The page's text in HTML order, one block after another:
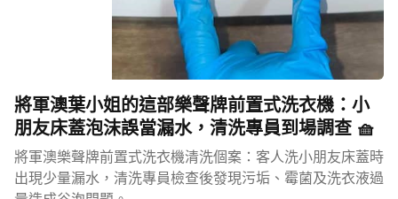
將軍澳葉小姐的這部樂聲牌前置式洗衣機：小
朋友床蓋泡沫誤當漏水，清洗專員到場調查 🧺
將軍澳樂聲牌前置式洗衣機清洗個案：客人洗小朋友床蓋時
出現少量漏水，清洗專員檢查後發現污垢、霉菌及洗衣液過